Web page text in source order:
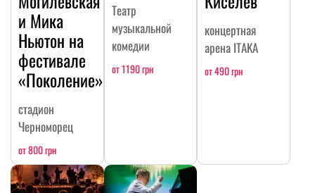
и Мика
Ньютон на
фестивале
«Поколение»
стадион
Черноморец
от 800 грн
Театр
музыкальной
комедии
от 1190 грн
концертная
арена ITAKA
от 490 грн